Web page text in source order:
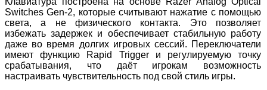
Switches Gen‑2, которые считывают нажатие с помощью
света, а не физического контакта. Это позволяет
избежать задержек и обеспечивает стабильную работу
даже во время долгих игровых сессий. Переключатели
имеют функцию Rapid Trigger и регулируемую точку
срабатывания, что даёт игрокам возможность
настраивать чувствительность под свой стиль игры.